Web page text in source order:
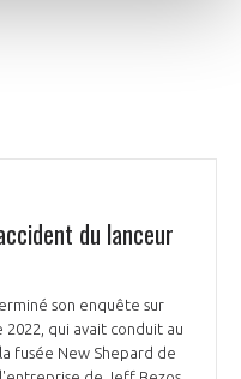
du lanceur
son enquête sur
qui avait conduit au
fusée New Shepard de